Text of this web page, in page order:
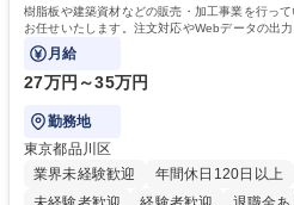
樹脂板や建築資材などの販売・加工事業を行っ
お任せいたします。注文対応やWebデータの出
話・メール対応等の事務業務を担当します。
月給
27万円～35万円
勤務地
東京都品川区
業界未経験歓迎
年間休日120日以上